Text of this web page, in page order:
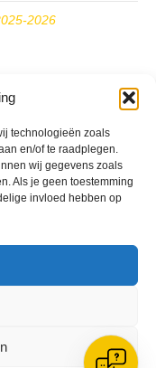
technologieën zoals
en/of te raadplegen.
wij gegevens zoals
Als je geen toestemming
invloed hebben op
2026